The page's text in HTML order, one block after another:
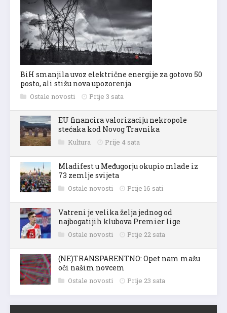
BiH smanjila uvoz električne energije za gotovo 50
posto, ali stižu nova upozorenja
Ostale novosti Prije 3 sata
EU financira valorizaciju nekropole
stećaka kod Novog Travnika
Kultura Prije 4 sata
Mladifest u Međugorju okupio mlade iz
73 zemlje svijeta
Ostale novosti Prije 16 sati
Vatreni je velika želja jednog od
najbogatijih klubova Premier lige
Ostale novosti Prije 22 sata
(NE)TRANSPARENTNO: Opet nam mažu
oči našim novcem
Ostale novosti Prije 23 sata